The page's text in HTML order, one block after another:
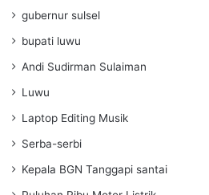
gubernur sulsel
bupati luwu
Andi Sudirman Sulaiman
Luwu
Laptop Editing Musik
Serba-serbi
Kepala BGN Tanggapi santai